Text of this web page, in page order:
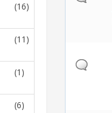
(16)
(11)
(1)
(6)